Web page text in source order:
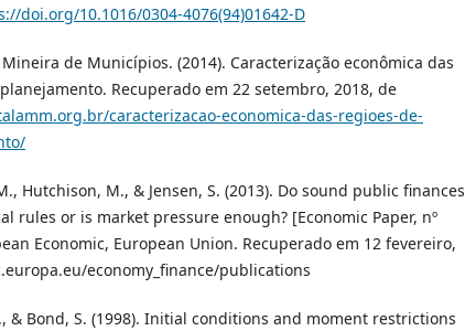
doi.org/10.1016/0304-4076(94)01642-D
Mineira de Municípios. (2014). Caracterização econômica das
Recuperado em 22 setembro, 2018, de
caracterizacao-economica-das-regioes-de-
Hutchison, M., & Jensen, S. (2013). Do sound public finances
rules or is market pressure enough? [Economic Paper, nº
Economic, European Union. Recuperado em 12 fevereiro,
economy_finance/publications
& Bond, S. (1998). Initial conditions and moment restrictions